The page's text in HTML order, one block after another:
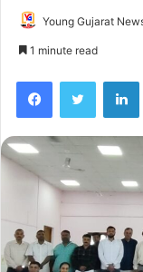
Young Gujarat
1 minute read
FacebookTwitter